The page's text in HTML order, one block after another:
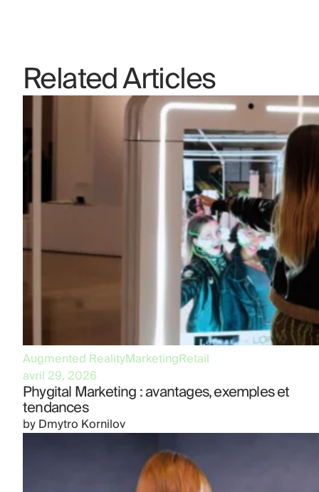
Related Articles
Augmented RealityMarketingRetail
avril 29, 2026
Phygital Marketing : avantages, exemples et
tendances
byDmytro Kornilov